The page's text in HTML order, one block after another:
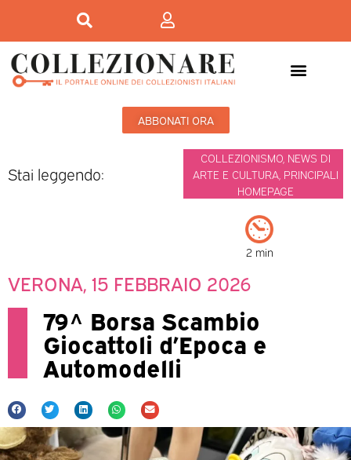
ABBONATI ORA
Stai leggendo:
COLLEZIONISMO, NEWS DI
ARTE E CULTURA, PRINCIPALI
HOMEPAGE
2 min
VERONA, 15 FEBBRAIO 2026
79^ Borsa Scambio
Giocattoli d’Epoca e
Automodelli